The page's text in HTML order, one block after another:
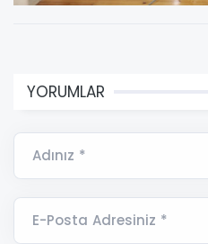
YORUMLAR
Adınız *
E-Posta Adresiniz *